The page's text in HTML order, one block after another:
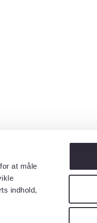
at måle
indhold,